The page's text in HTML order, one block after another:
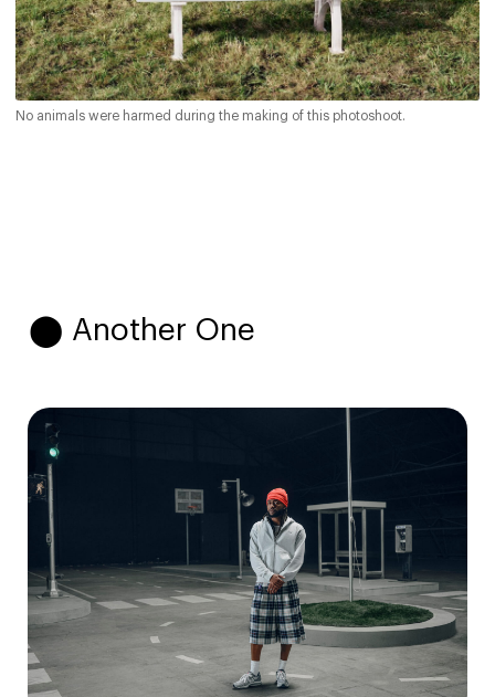
No animals were harmed during the making of this photoshoot.
⬤ Another One